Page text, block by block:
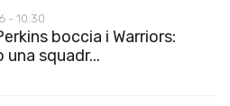
- 10:30
boccia i Warriors:
una squadr...